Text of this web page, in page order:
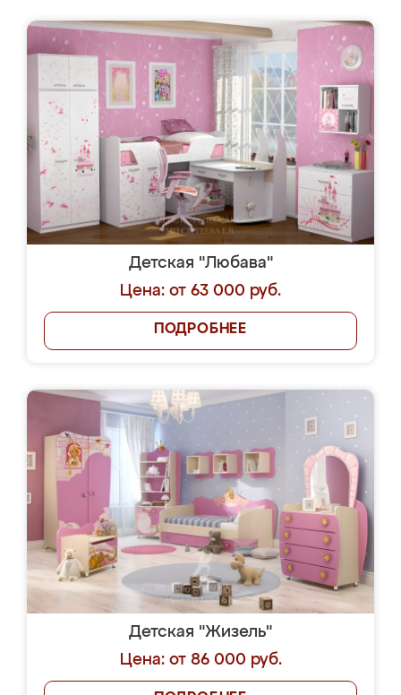
Детская "Любава"
Цена: от 63 000 руб.
ПОДРОБНЕЕ
Детская "Жизель"
Цена: от 86 000 руб.